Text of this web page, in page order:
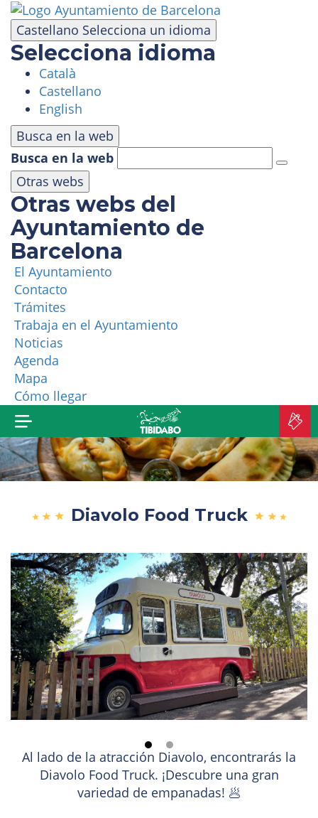
Castellano Selecciona un idioma
Selecciona idioma
Català
Castellano
English
Busca en la web
Busca en la web
Otras webs
Otras webs del
Ayuntamiento de
Barcelona
El Ayuntamiento
Contacto
Trámites
Trabaja en el Ayuntamiento
Noticias
Agenda
Mapa
Cómo llegar
Pasar
contenido
principal
VISITA
PARQUE DE ATRACCIONES
ÁREA PANORÁMICA
MASÍA TIBIDABO
FUNICULAR
TIBICLUB
¿QUIÉNES SOMOS?
MÁS PRODUCTOS
Diavolo Food Truck
Al lado de la atracción Diavolo, encontrarás la
Diavolo Food Truck. ¡Descubre una gran
variedad de empanadas! 🥟